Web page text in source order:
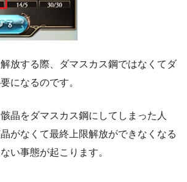
放する際、ダマスカス鋼ではなくてダ
になるのです。
晶をダマスカス鋼にしてしまった人
がなくて最終上限解放ができなくなる
い事態が起こります。